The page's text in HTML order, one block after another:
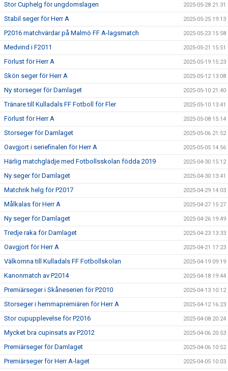
Stor Cuphelg för ungdomslagen 2025-05-28 21:31
Stabil seger för Herr A 2025-05-25 19:13
P2016 matchvärdar på Malmö FF A-lagsmatch 2025-05-23 15:58
Medvind i F2011 2025-05-21 15:51
Förlust för Herr A 2025-05-19 15:23
Skön seger för Herr A 2025-05-12 13:08
Ny storseger för Damlaget 2025-05-10 21:40
Tränare till Kulladals FF Fotboll för Fler 2025-05-10 13:41
Förlust för Herr A 2025-05-08 15:14
Storseger för Damlaget 2025-05-06 21:52
Oavgjort i seriefinalen för Herr A 2025-05-05 14:56
Härlig matchglädje med Fotbollsskolan födda 2019 2025-04-30 15:12
Ny seger för Damlaget 2025-04-30 13:41
Matchrik helg för P2017 2025-04-29 14:03
Målkalas för Herr A 2025-04-27 15:27
Ny seger för Damlaget 2025-04-26 19:49
Tredje raka för Damlaget 2025-04-23 13:33
Oavgjort för Herr A 2025-04-21 17:23
Välkomna till Kulladals FF Fotbollskolan 2025-04-19 09:19
Kanonmatch av P2014 2025-04-18 19:44
Premiärseger i Skåneserien för P2010 2025-04-13 10:12
Storseger i hemmapremiären för Herr A 2025-04-12 16:23
Stor cupupplevelse för P2016 2025-04-08 20:24
Mycket bra cupinsats av P2012 2025-04-06 20:53
Premiärseger för Damlaget 2025-04-06 10:52
Premiärseger för Herr A-laget 2025-04-05 10:03